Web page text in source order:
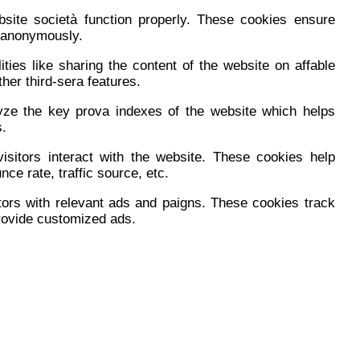
società function properly. These cookies ensure
like sharing the content of the website on affable
third-sera features.
the key prova indexes of the website which helps
interact with the website. These cookies help
rate, traffic source, etc.
with relevant ads and paigns. These cookies track
customized ads.